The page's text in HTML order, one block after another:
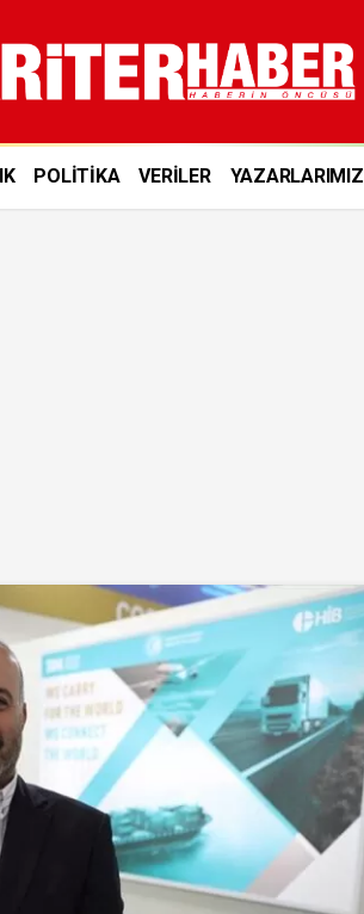
POLİTİKA VERİLER YAZARLARIMIZ